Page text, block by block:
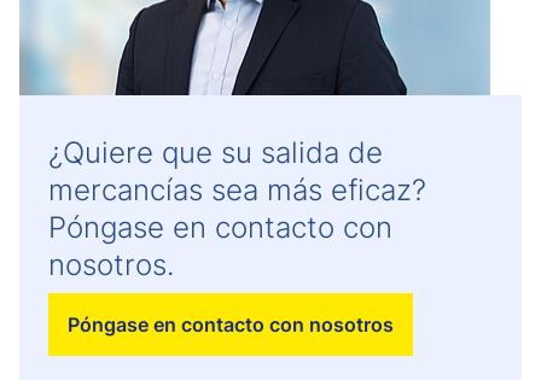
¿Quiere que su salida de
mercancías sea más eficaz?
Póngase en contacto con
nosotros.
Póngase en contacto con nosotros